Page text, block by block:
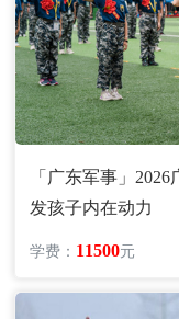
「广东军事」
发孩子内在动力
学费： 11500元